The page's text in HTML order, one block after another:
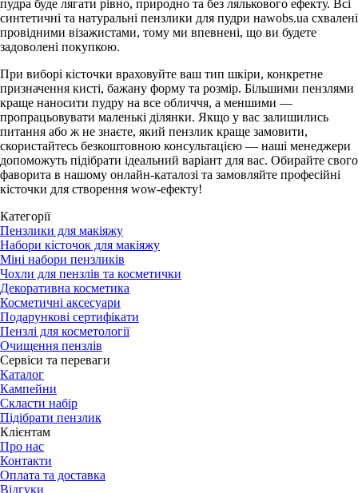
пудра буде лягати рівно, природно та без лялькового ефекту. Всі
синтетичні та натуральні пензлики для пудри наwobs.ua схвалені
провідними візажистами, тому ми впевнені, що ви будете
задоволені покупкою.
При виборі кісточки враховуйте ваш тип шкіри, конкретне
призначення кисті, бажану форму та розмір. Більшими пензлями
краще наносити пудру на все обличчя, а меншими —
пропрацьовувати маленькі ділянки. Якщо у вас залишились
питання або ж не знаєте, який пензлик краще замовити,
скористайтесь безкоштовною консультацією — наші менеджери
допоможуть підібрати ідеальний варіант для вас. Обирайте свого
фаворита в нашому онлайн-каталозі та замовляйте професійні
кісточки для створення wow-ефекту!
Категорії
Пензлики для макіяжу
Набори кісточок для макіяжу
Міні набори пензликів
Чохли для пензлів та косметички
Декоративна косметика
Косметичні аксесуари
Подарункові сертифікати
Пензлі для косметології
Очищення пензлів
Сервіси та переваги
Каталог
Кампейни
Скласти набір
Підібрати пензлик
Клієнтам
Про нас
Контакти
Оплата та доставка
Відгуки